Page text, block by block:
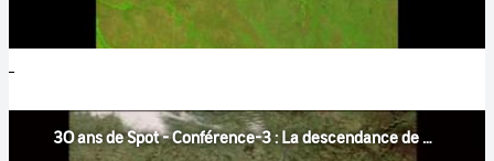
3O ans de Spot - Conférence-3 : La descendance de Spot : Sentinel-2